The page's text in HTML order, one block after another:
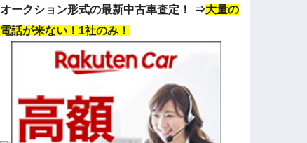
オークション形式の最新中古車査定！ ⇒大量の
電話が来ない！1社のみ！